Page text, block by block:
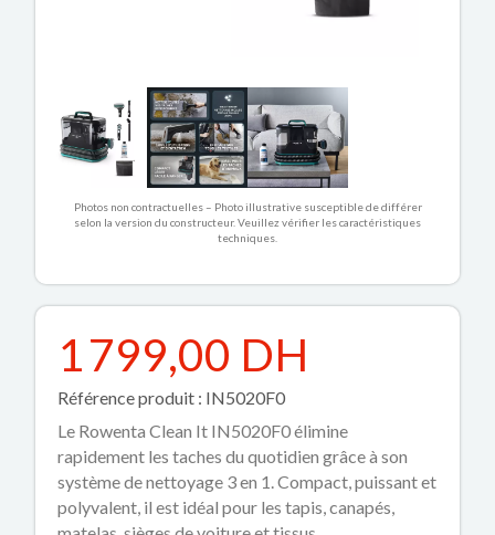
Photos non contractuelles – Photo illustrative susceptible de différer
selon la version du constructeur. Veuillez vérifier les caractéristiques
techniques.
1 799,00 DH
Référence produit : IN5020F0
Le Rowenta Clean It IN5020F0 élimine
rapidement les taches du quotidien grâce à son
système de nettoyage 3 en 1. Compact, puissant et
polyvalent, il est idéal pour les tapis, canapés,